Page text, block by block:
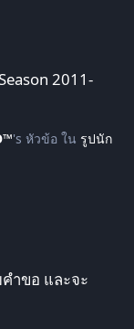
2011-
's หัวข้อ ใน รูปนัก
ำขอ และจะ